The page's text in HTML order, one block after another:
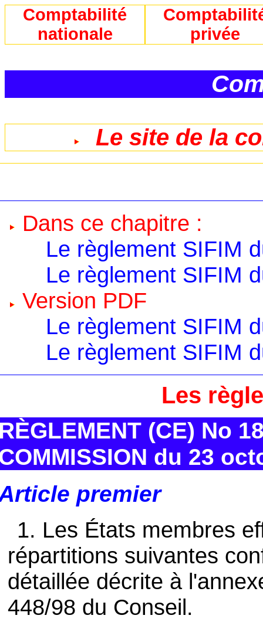
Comptabilité
nationale
privée
Le site de la
Dans ce chapitre :
Le règlement SIFIM
Le règlement SIFIM
Version PDF
Le règlement SIFIM
Le règlement SIFIM
Les
(CE) No
du 23
premier
1. Les États membres
répartitions suivantes
détaillée décrite à
448/98 du Conseil.